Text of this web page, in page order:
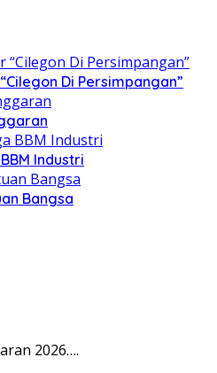
Di Persimpangan”
Industri
Bangsa
2026….